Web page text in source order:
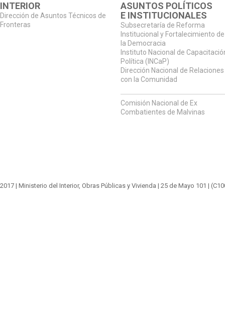
INTERIOR
Dirección de Asuntos Técnicos de
Fronteras
ASUNTOS POLÍTICOS
E INSTITUCIONALES
Subsecretaría de Reforma
Institucional y Fortalecimiento de
la Democracia
Instituto Nacional de
Política (INCaP)
Dirección Nacional de Relaciones
con la Comunidad
Comisión Nacional de Ex
Combatientes de Malvinas
2017 | Ministerio del Interior, Obras Públicas y Vivienda | 25 de Mayo 101 |